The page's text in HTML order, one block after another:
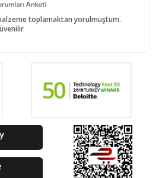
toplamaktan yorulmuştum.